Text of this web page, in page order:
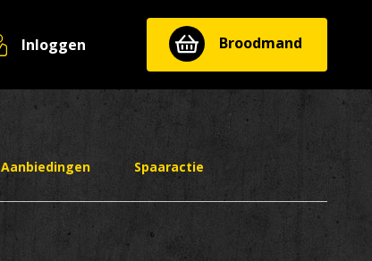
Inloggen Broodmand
Aanbiedingen Spaaractie